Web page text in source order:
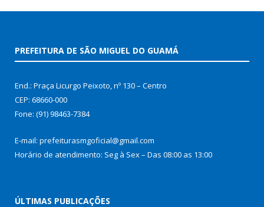
PREFEITURA DE SÃO MIGUEL DO GUAMÁ
End.: Praça Licurgo Peixoto, nº 130 – Centro
CEP: 68660-000
Fone: (91) 98463-7384
E-mail: prefeiturasmgoficial@gmail.com
Horário de atendimento: Seg à Sex – Das 08:00 as 13:00
ÚLTIMAS PUBLICAÇÕES